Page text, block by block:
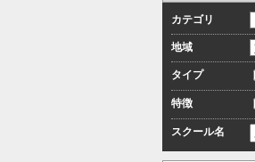
カテゴリ
地域
タイプ
特徴
スクール名